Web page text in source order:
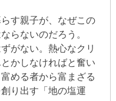
す親子が、なぜこの
らないのだろう。
がない。熱心なクリ
かしなければと奮い
める者から富まざる
り出す「地の塩運